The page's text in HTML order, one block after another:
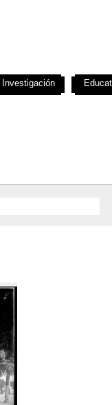
Investigación